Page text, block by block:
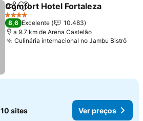
PartilharAdicionar aos favoritos
Comfort Hotel Fortaleza
4 Estrelas
8,6 Excelente
10.483
a 9.7 km de Arena Castelão
Culinária internacional no Jambu Bistrô
10 sites Ver preços